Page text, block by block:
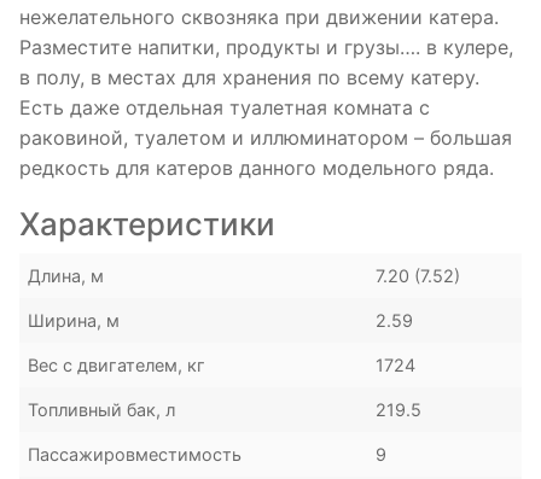
нежелательного сквозняка при движении катера.
Разместите напитки, продукты и грузы…. в кулере,
в полу, в местах для хранения по всему катеру.
Есть даже отдельная туалетная комната с
раковиной, туалетом и иллюминатором – большая
редкость для катеров данного модельного ряда.
Характеристики
Длина, м 7.20 (7.52)
Ширина, м 2.59
Вес с двигателем, кг 1724
Топливный бак, л 219.5
Пассажировместимость 9